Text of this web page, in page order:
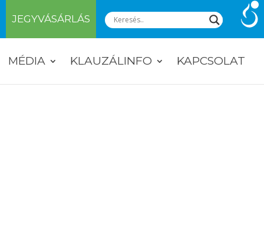
JEGYVÁSÁRLÁS
MÉDIA KLAUZÁLINFO KAPCSOLAT